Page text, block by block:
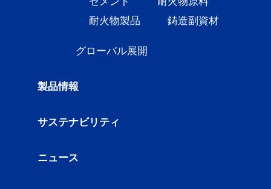
耐火物製品
鋳造副資材
グローバル展開
製品情報
サステナビリティ
ニュース